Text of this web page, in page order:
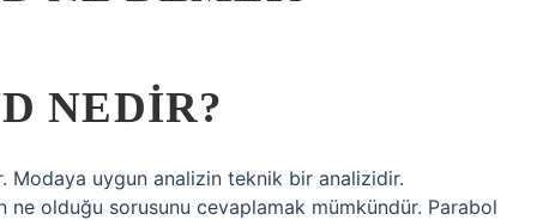
NEDIR?
Modaya uygun analizin teknik bir analizidir.
ne olduğu sorusunu cevaplamak mümkündür. Parabol